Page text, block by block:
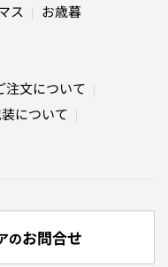
ス お歳暮
注文について
について
のお問合せ